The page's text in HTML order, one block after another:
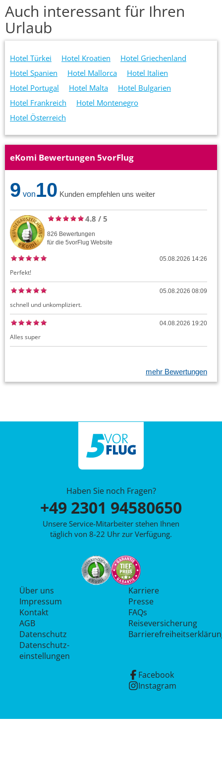
Auch interessant für Ihren
Urlaub
Hotel Türkei Hotel Kroatien
Hotel Griechenland
Hotel Spanien
Hotel Mallorca
Hotel Italien
Hotel Portugal
Hotel Malta
Hotel Bulgarien
Hotel Frankreich
Hotel Montenegro
Hotel Österreich
eKomi Bewertungen 5vorFlug
9 von10 Kunden empfehlen uns weiter
4.8 / 5
826 Bewertungen
für die 5vorFlug Website
05.08.2026 14:26
Perfekt!
05.08.2026 08:09
schnell und unkompliziert.
04.08.2026 19:20
Alles super
mehr Bewertungen
Haben Sie noch Fragen?
+49 2301 94580650
Unsere Service-Mitarbeiter stehen Ihnen
täglich von 8-22 Uhr zur Verfügung.
Über uns
Impressum
Kontakt
AGB
Datenschutz
Datenschutz­
einstellungen
Karriere
Presse
FAQs
Reiseversicherung
Facebook
Instagram